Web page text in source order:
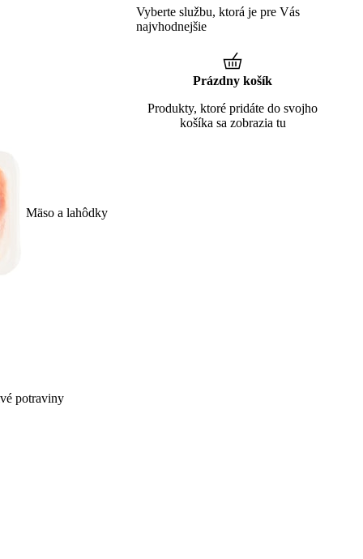
Mäso a lahôdky
potraviny
Vyberte službu, ktorá je pre Vás
najvhodnejšie
Prázdny košík
Produkty, ktoré pridáte do svojho
košíka sa zobrazia tu